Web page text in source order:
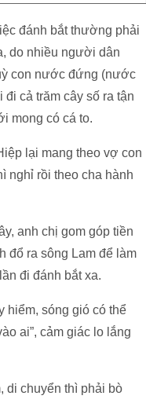
đánh bắt thường phải
do nhiều người dân
con nước đứng (nước
cả trăm cây số ra tận
mong có cá to.
lại mang theo vợ con
nghỉ rồi theo cha hành
anh chị gom góp tiền
đổ ra sông Lam để làm
đi đánh bắt xa.
hiểm, sóng gió có thể
ai”, cảm giác lo lắng
di chuyển thì phải bò